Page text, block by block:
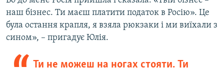
наш бізнес. Ти маєш платити податок в Росію». Це
була остання крапля, я взяла рюкзаки і ми виїхали з
сином», – пригадує Юлія.
Ти не можеш на ногах стояти. Ти